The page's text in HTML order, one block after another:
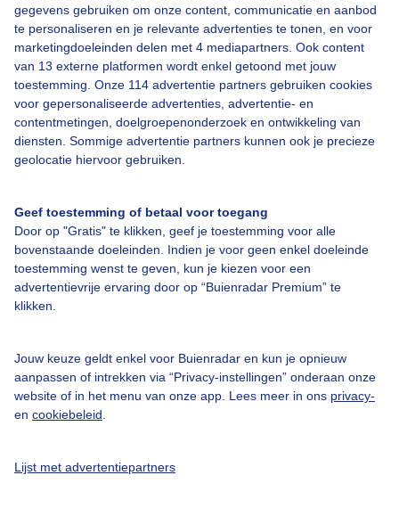
gegevens gebruiken om onze content, communicatie en aanbod
te personaliseren en je relevante advertenties te tonen, en voor
marketingdoeleinden delen met 4 mediapartners. Ook content
van 13 externe platformen wordt enkel getoond met jouw
toestemming. Onze 114 advertentie partners gebruiken cookies
voor gepersonaliseerde advertenties, advertentie- en
contentmetingen, doelgroepenonderzoek en ontwikkeling van
diensten. Sommige advertentie partners kunnen ook je precieze
geolocatie hiervoor gebruiken.
Geef toestemming of betaal voor toegang
Door op "Gratis" te klikken, geef je toestemming voor alle
bovenstaande doeleinden. Indien je voor geen enkel doeleinde
toestemming wenst te geven, kun je kiezen voor een
advertentievrije ervaring door op “Buienradar Premium” te
klikken.
Jouw keuze geldt enkel voor Buienradar en kun je opnieuw
aanpassen of intrekken via “Privacy-instellingen” onderaan onze
website of in het menu van onze app. Lees meer in ons privacy-
en cookiebeleid
Lijst met advertentiepartners
Een moment geduld aub...
Over Buienradar
Veelgestelde vragen
Contact
Toegankelijkheid
Buienradar Team
Privacy beleid
Privacy instellingen